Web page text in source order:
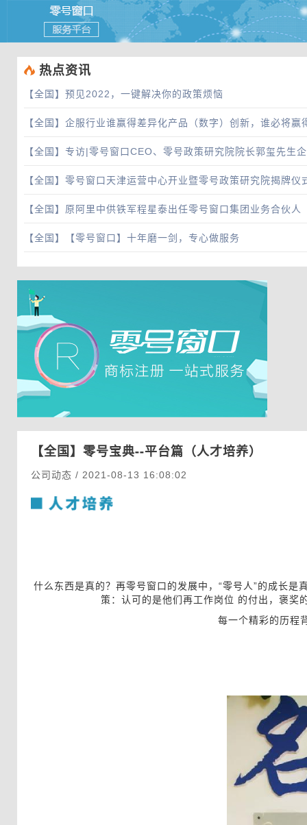
热点资讯
【全国】 预见2022，一键解决你的政策烦恼
【全国】 企服行业谁赢得差异化产品（数字）创新，谁必将赢
【全国】 专访|零号窗口CEO、零号政策研究院院长郭玺先生
【全国】 零号窗口天津运营中心开业暨零号政策研究院揭牌仪
【全国】 原阿里中供铁军程星泰出任零号窗口集团业务合伙人
【全国】 【零号窗口】十年磨一剑，专心做服务
【全国】 零号宝典--平台篇（人才培养）
公司动态 / 2021-08-13 16:08:02
什么东西是真的？再零号窗口的发展中，“零号人”的成长是
策：认可的是他们再工作岗位 的付出，褒奖
每一个精彩的历程